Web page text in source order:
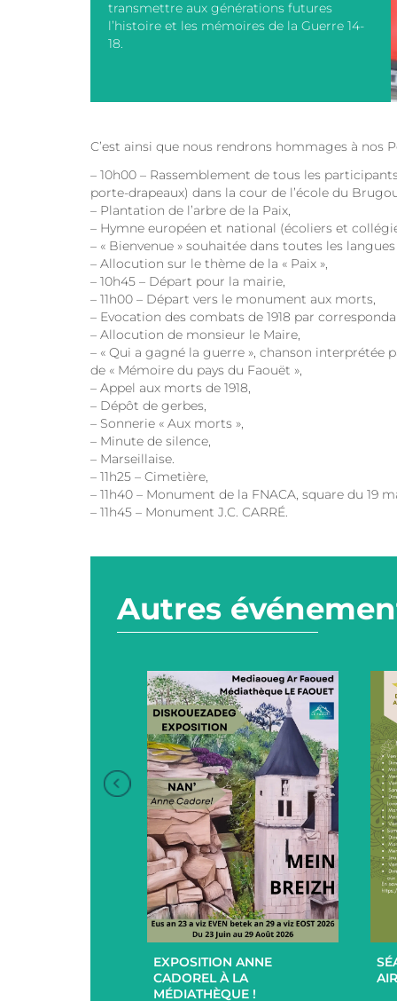
transmettre aux générations futures
l’histoire et les mémoires de la Guerre 14-
18.
C’est ainsi que nous rendrons hommages à nos
– 10h00 – Rassemblement de tous les
porte-drapeaux) dans la cour de l’école du
– Plantation de l’arbre de la Paix,
– Hymne européen et national (écoliers et
– « Bienvenue » souhaitée dans toutes les
– Allocution sur le thème de la « Paix »,
– 10h45 – Départ pour la mairie,
– 11h00 – Départ vers le monument aux morts,
– Evocation des combats de 1918 par
– Allocution de monsieur le Maire,
– « Qui a gagné la guerre », chanson interprétée
de « Mémoire du pays du Faouët »,
– Appel aux morts de 1918,
– Dépôt de gerbes,
– Sonnerie « Aux morts »,
– Minute de silence,
– Marseillaise.
– 11h25 – Cimetière,
– 11h40 – Monument de la FNACA, square du 19
– 11h45 – Monument J.C. CARRÉ.
Autres
+
EXPOSITION ANNE
CADOREL À LA
MÉDIATHÈQUE !